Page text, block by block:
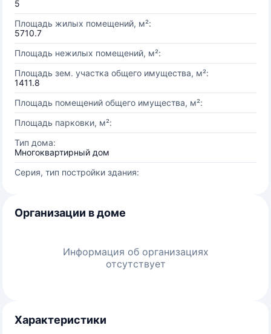
5
Площадь жилых помещений, м²:
5710.7
Площадь нежилых помещений, м²:
Площадь зем. участка общего имущества, м²:
1411.8
Площадь помещений общего имущества, м²:
Площадь парковки, м²:
Тип дома:
Многоквартирный дом
Серия, тип постройки здания:
Организации в доме
Информация об организациях
отсутствует
Характеристики